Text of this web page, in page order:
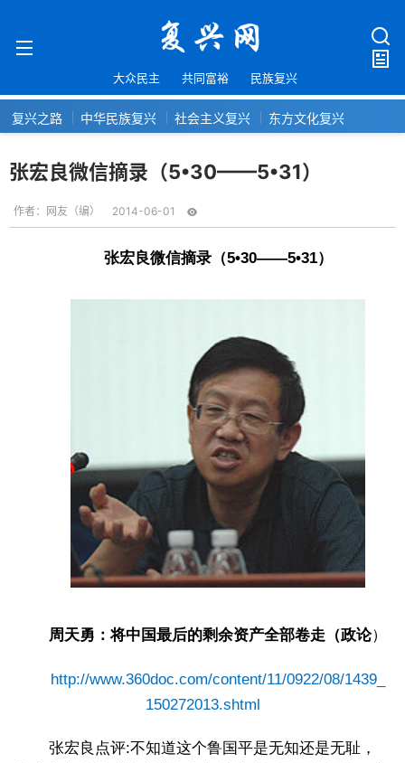
大众民主 共同富裕 民族复兴
复兴之路 中华民族复兴 社会主义复兴 东方文化复兴
张宏良微信摘录（5•30——5•31）
作者： 网友（编） 2014-06-01
张宏良微信摘录（5•30——5•31）
周天勇：将中国最后的剩余资产全部卷走（政论）
http://www.360doc.com/content/11/0922/08/1439_
150272013.shtml
张宏良点评:不知道这个鲁国平是无知还是无耻，